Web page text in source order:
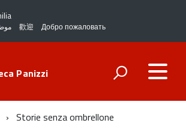
歡迎 Добро пожаловать
Panizzi
Storie senza ombrellone